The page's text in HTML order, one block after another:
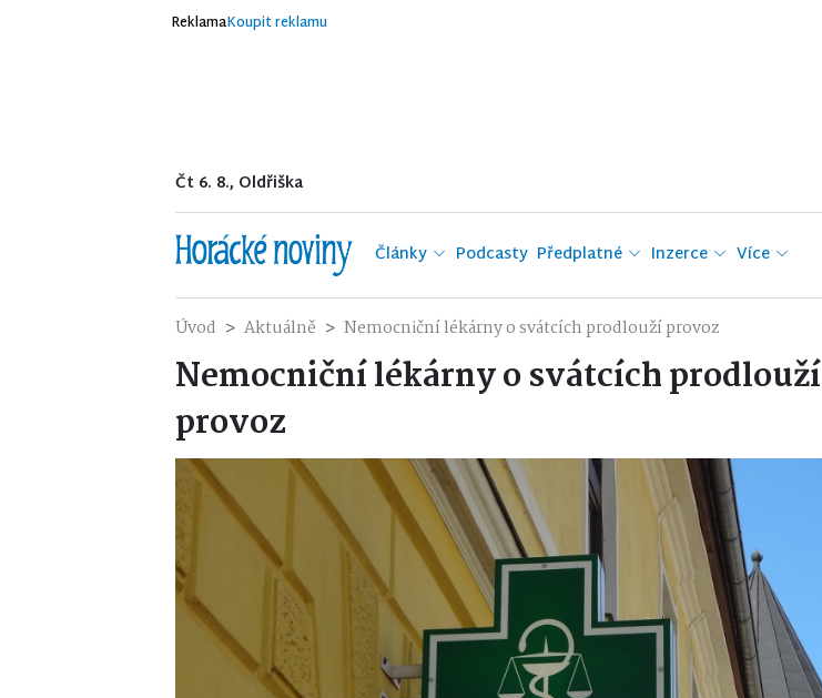
ReklamaKoupit reklamu
Čt 6. 8., Oldřiška
Články Podcasty Předplatné Inzerce Více
Úvod Aktuálně Nemocniční lékárny o svátcích prodlouží provoz
Nemocniční lékárny o svátcích prodlouží
provoz